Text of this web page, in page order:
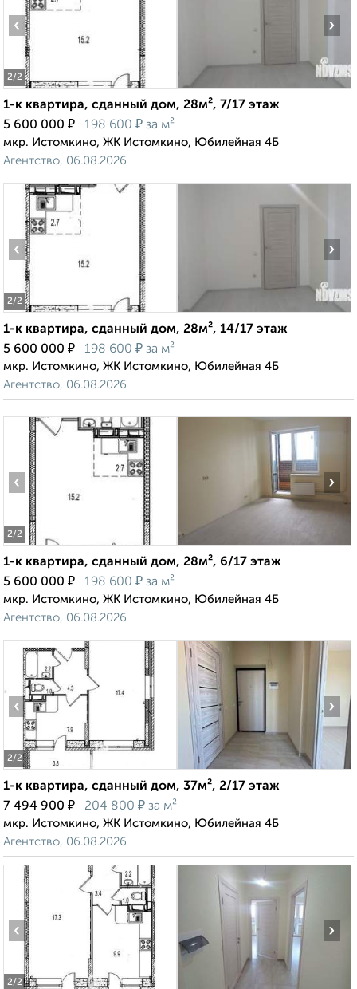
2/2
‹ ›
1-к квартира, сданный дом, 28м², 7/17 этаж
5 600 000 ₽ 198 600 ₽ за м²
мкр. Истомкино, ЖК Истомкино, Юбилейная 4Б
Агентство, 06.08.2026
2/2
‹ ›
1-к квартира, сданный дом, 28м², 14/17 этаж
5 600 000 ₽ 198 600 ₽ за м²
мкр. Истомкино, ЖК Истомкино, Юбилейная 4Б
Агентство, 06.08.2026
2/2
‹ ›
1-к квартира, сданный дом, 28м², 6/17 этаж
5 600 000 ₽ 198 600 ₽ за м²
мкр. Истомкино, ЖК Истомкино, Юбилейная 4Б
Агентство, 06.08.2026
2/2
‹ ›
1-к квартира, сданный дом, 37м², 2/17 этаж
7 494 900 ₽ 204 800 ₽ за м²
мкр. Истомкино, ЖК Истомкино, Юбилейная 4Б
Агентство, 06.08.2026
2/2
‹ ›